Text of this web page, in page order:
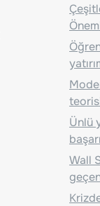
Ünlü
Wall